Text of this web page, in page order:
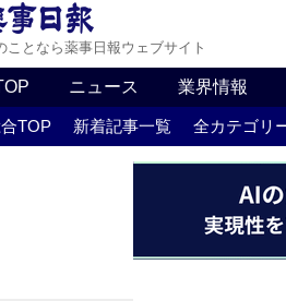
ことなら薬事日報ウェブサイト
ニュース 業界情報
TOP 新着記事一覧 全カテゴリ